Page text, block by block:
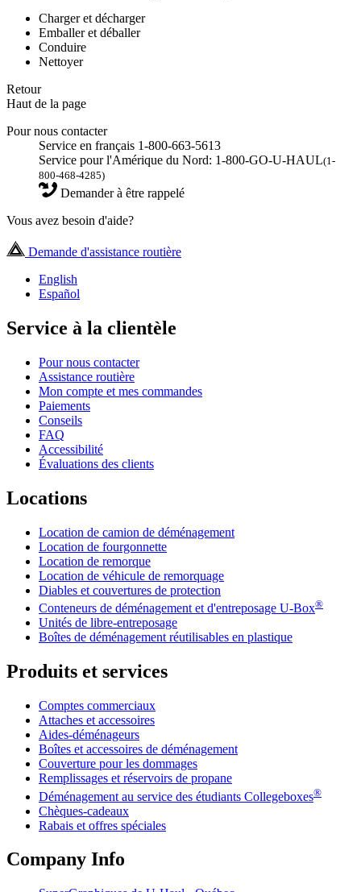
Charger et décharger
Emballer et déballer
Conduire
Nettoyer
Retour
Haut de la page
Pour nous contacter
Service en français 1-800-663-5613
Service pour l'Amérique du Nord: 1-800-GO-U-HAUL(1-
800-468-4285)
Demander à être rappelé
Vous avez besoin d'aide?
Demande d'assistance routière
English
Español
Service à la clientèle
Pour nous contacter
Assistance routière
Mon compte et mes commandes
Paiements
Conseils
FAQ
Accessibilité
Évaluations des clients
Locations
Location de camion de déménagement
Location de fourgonnette
Location de remorque
Location de véhicule de remorquage
Diables et couvertures de protection
Conteneurs de déménagement et d'entreposage U-Box®
Unités de libre-entreposage
Boîtes de déménagement réutilisables en plastique
Produits et services
Comptes commerciaux
Attaches et accessoires
Aides-déménageurs
Boîtes et accessoires de déménagement
Couverture pour les dommages
Remplissages et réservoirs de propane
Déménagement au service des étudiants Collegeboxes®
Chèques-cadeaux
Rabais et offres spéciales
Company Info